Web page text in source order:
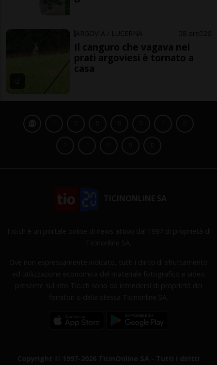
ARGOVIA / LUCERNA 8 ore 26
Il canguro che vagava nei
prati argoviesi è tornato a
casa